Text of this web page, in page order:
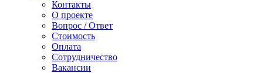
Контакты
О проекте
Вопрос / Ответ
Стоимость
Оплата
Сотрудничество
Вакансии